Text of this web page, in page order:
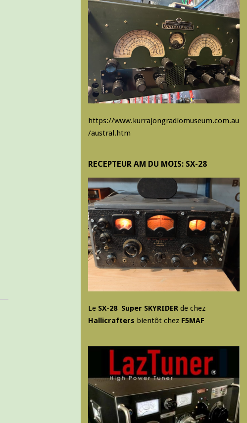
https://www.kurrajongradiomuseum.com.au
/austral.htm
RECEPTEUR AM DU MOIS: SX-28
Le SX-28 Super SKYRIDER de chez
Hallicrafters bientôt chez F5MAF